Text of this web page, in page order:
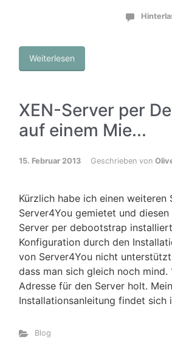
Weiterlesen
XEN-Server per
auf einem Mie...
15. Februar 2013 Geschrieben von
Kürzlich habe ich einen weiteren
Server4You gemietet und
Server per debootstrap
Konfiguration durch den
von Server4You nicht
dass man sich gleich noch mind.
Adresse für den Server holt.
Installationsanleitung findet sich
Blog